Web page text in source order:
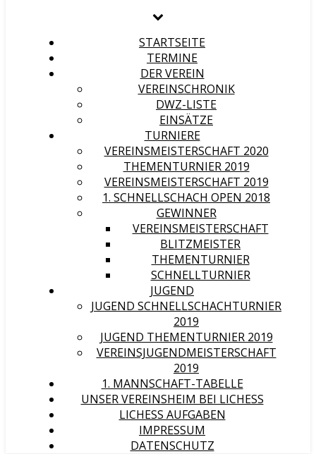
STARTSEITE
TERMINE
DER VEREIN
VEREINSCHRONIK
DWZ-LISTE
EINSÄTZE
TURNIERE
VEREINSMEISTERSCHAFT 2020
THEMENTURNIER 2019
VEREINSMEISTERSCHAFT 2019
1. SCHNELLSCHACH OPEN 2018
GEWINNER
VEREINSMEISTERSCHAFT
BLITZMEISTER
THEMENTURNIER
SCHNELLTURNIER
JUGEND
JUGEND SCHNELLSCHACHTURNIER
2019
JUGEND THEMENTURNIER 2019
VEREINSJUGENDMEISTERSCHAFT
2019
1. MANNSCHAFT-TABELLE
UNSER VEREINSHEIM BEI LICHESS
LICHESS AUFGABEN
IMPRESSUM
DATENSCHUTZ